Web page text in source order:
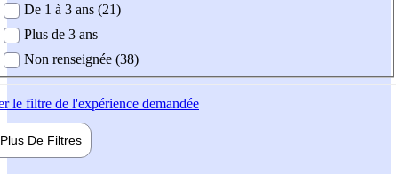
De 1 à 3 ans (21)
Plus de 3 ans
Non renseignée (38)
le filtre de l'expérience demandée
Plus De Filtres